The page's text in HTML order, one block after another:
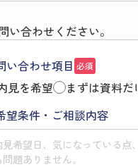
合わせください。
い合わせ項目 必須
見を希望 まずは資料だ
望条件・ご相談内容